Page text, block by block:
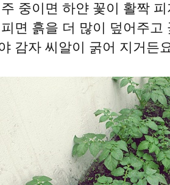
중이면 하얀 꽃이 활짝
면 흙을 더 많이 덮어주
감자 씨알이 굵어 지거든